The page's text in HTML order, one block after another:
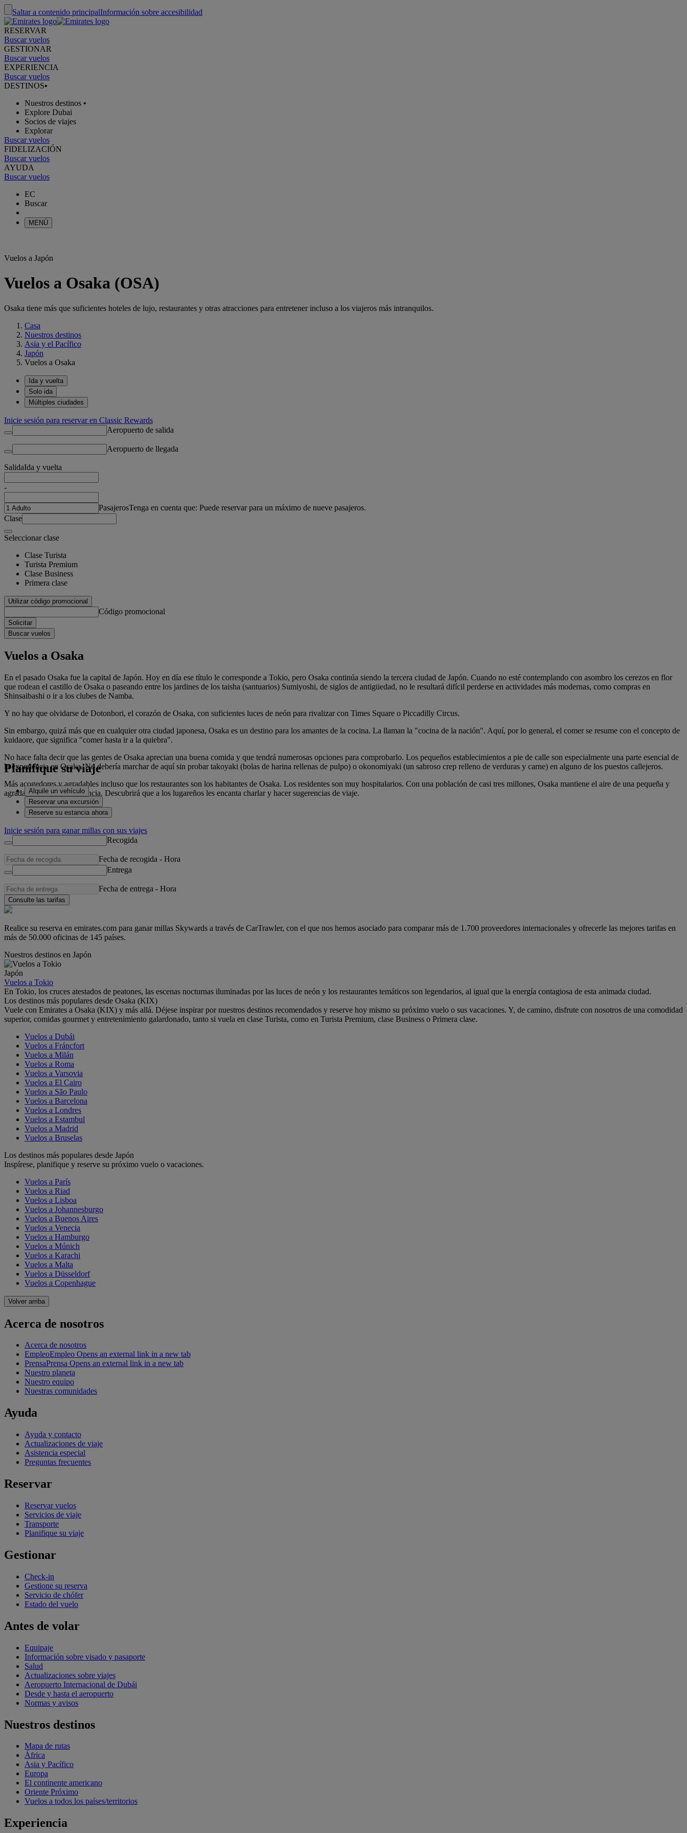
Saltar a contenido principalInformación sobre accesibilidad
RESERVAR
Buscar vuelos
GESTIONAR
Buscar vuelos
EXPERIENCIA
Buscar vuelos
DESTINOS•
Nuestros destinos •
Explore Dubai
Socios de viajes
Explorar
Buscar vuelos
FIDELIZACIÓN
Buscar vuelos
AYUDA
Buscar vuelos
EC
Buscar
MENÚ
Vuelos a Japón
Vuelos a Osaka (OSA)
Osaka tiene más que suficientes hoteles de lujo, restaurantes y otras atracciones para entretener incluso a los viajeros más intranquilos.
Casa
Nuestros destinos
Asia y el Pacífico
Japón
Vuelos a Osaka
Ida y vuelta
Solo ida
Múltiples ciudades
Inicie sesión para reservar en Classic Rewards
Aeropuerto de salida
Aeropuerto de llegada
SalidaIda y vuelta
-
PasajerosTenga en cuenta que: Puede reservar para un máximo de nueve pasajeros.
Clase
Seleccionar clase
Clase Turista
Turista Premium
Clase Business
Primera clase
Utilizar código promocional
Código promocional
Solicitar
Buscar vuelos
Vuelos a Osaka
En el pasado Osaka fue la capital de Japón. Hoy en día ese título le corresponde a Tokio, pero Osaka continúa siendo la tercera ciudad de Japón. Cuando no esté contemplando con asombro los cerezos en flor
que rodean el castillo de Osaka o paseando entre los jardines de los taisha (santuarios) Sumiyoshi, de siglos de antigüedad, no le resultará difícil perderse en actividades más modernas, como compras en
Shinsaibashi o ir a los clubes de Namba.
Y no hay que olvidarse de Dotonbori, el corazón de Osaka, con suficientes luces de neón para rivalizar con Times Square o Piccadilly Circus.
Sin embargo, quizá más que en cualquier otra ciudad japonesa, Osaka es un destino para los amantes de la cocina. La llaman la "cocina de la nación". Aquí, por lo general, el comer se resume con el concepto de
kuidaore, que significa "comer hasta ir a la quiebra".
No hace falta decir que las gentes de Osaka aprecian una buena comida y que tendrá numerosas opciones para comprobarlo. Los pequeños establecimientos a pie de calle son especialmente una parte esencial de
la experiencia en Osaka. No debería marchar de aquí sin probar takoyaki (bolas de harina rellenas de pulpo) o okonomiyaki (un sabroso crep relleno de verduras y carne) en alguno de los puestos callejeros.
Más acogedores y agradables incluso que los restaurantes son los habitantes de Osaka. Los residentes son muy hospitalarios. Con una población de casi tres millones, Osaka mantiene el aire de una pequeña y
agradable ciudad de provincia. Descubrirá que a los lugareños les encanta charlar y hacer sugerencias de viaje.
Planifique su viaje
Alquile un vehículo
Reservar una excursión
Reserve su estancia ahora
Inicie sesión para ganar millas con sus viajes
Recogida
Fecha de recogida - Hora
Entrega
Fecha de entrega - Hora
Consulte las tarifas
Realice su reserva en emirates.com para ganar millas Skywards a través de CarTrawler, con el que nos hemos asociado para comparar más de 1.700 proveedores internacionales y ofrecerle las mejores tarifas en
más de 50.000 oficinas de 145 países.
Nuestros destinos en Japón
Japón
Vuelos a Tokio
En Tokio, los cruces atestados de peatones, las escenas nocturnas iluminadas por las luces de neón y los restaurantes temáticos son legendarios, al igual que la energía contagiosa de esta animada ciudad.
Los destinos más populares desde Osaka (KIX)
Vuele con Emirates a Osaka (KIX) y más allá. Déjese inspirar por nuestros destinos recomendados y reserve hoy mismo su próximo vuelo o sus vacaciones. Y, de camino, disfrute con nosotros de una comodidad
superior, comidas gourmet y entretenimiento galardonado, tanto si vuela en clase Turista, como en Turista Premium, clase Business o Primera clase.
Vuelos a Dubái
Vuelos a Fráncfort
Vuelos a Milán
Vuelos a Roma
Vuelos a Varsovia
Vuelos a El Cairo
Vuelos a São Paulo
Vuelos a Barcelona
Vuelos a Londres
Vuelos a Estambul
Vuelos a Madrid
Vuelos a Bruselas
Los destinos más populares desde Japón
Inspírese, planifique y reserve su próximo vuelo o vacaciones.
Vuelos a París
Vuelos a Riad
Vuelos a Lisboa
Vuelos a Johannesburgo
Vuelos a Buenos Aires
Vuelos a Venecia
Vuelos a Hamburgo
Vuelos a Múnich
Vuelos a Karachi
Vuelos a Malta
Vuelos a Düsseldorf
Vuelos a Copenhague
Volver arriba
Acerca de nosotros
Acerca de nosotros
EmpleoEmpleo Opens an external link in a new tab
PrensaPrensa Opens an external link in a new tab
Nuestro planeta
Nuestro equipo
Nuestras comunidades
Ayuda
Ayuda y contacto
Actualizaciones de viaje
Asistencia especial
Preguntas frecuentes
Reservar
Reservar vuelos
Servicios de viaje
Transporte
Planifique su viaje
Gestionar
Check-in
Gestione su reserva
Servicio de chófer
Estado del vuelo
Antes de volar
Equipaje
Información sobre visado y pasaporte
Salud
Actualizaciones sobre viajes
Aeropuerto Internacional de Dubái
Desde y hasta el aeropuerto
Normas y avisos
Nuestros destinos
Mapa de rutas
África
Asia y Pacífico
Europa
El continente americano
Oriente Próximo
Vuelos a todos los países/territorios
Experiencia